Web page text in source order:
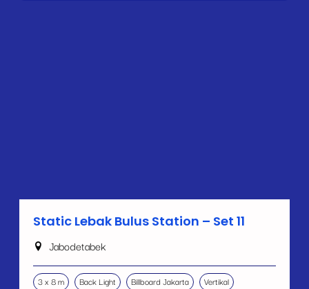
Static Lebak Bulus Station – Set 11
Jabodetabek
3 x 8 m Back Light Billboard Jakarta Vertikal